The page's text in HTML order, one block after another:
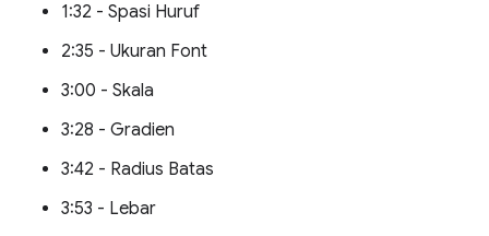
1:32 - Spasi Huruf
2:35 - Ukuran Font
3:00 - Skala
3:28 - Gradien
3:42 - Radius Batas
3:53 - Lebar